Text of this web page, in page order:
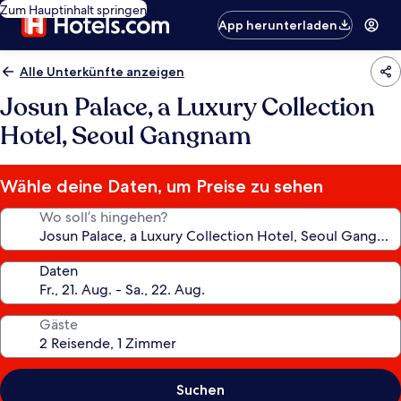
Zum Hauptinhalt springen
App herunterladen
Alle Unterkünfte anzeigen
Josun Palace, a Luxury Collection
Hotel, Seoul Gangnam
Wähle deine Daten, um Preise zu sehen
Wo soll’s hingehen?
Daten
Gäste
Suchen